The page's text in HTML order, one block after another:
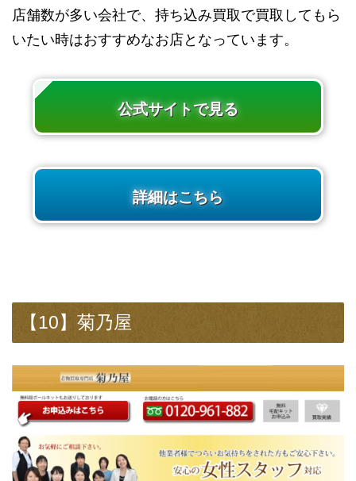
店舗数が多い会社で、持ち込み買取で買取してもら
いたい時はおすすめなお店となっています。
公式サイトで見る
詳細はこちら
【10】菊乃屋